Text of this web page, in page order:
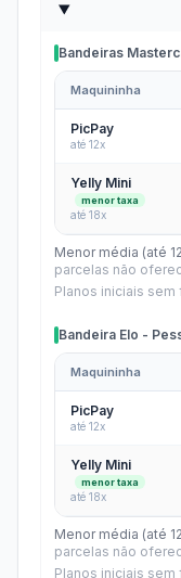
Bandeiras
Maquininha
PicPay
até 12x
Yelly Mini
menor taxa
até 18x
Menor média (até
parcelas não
Planos iniciais
Bandeira Elo -
Maquininha
PicPay
até 12x
Yelly Mini
menor taxa
até 18x
Menor média (até
parcelas não
Planos iniciais